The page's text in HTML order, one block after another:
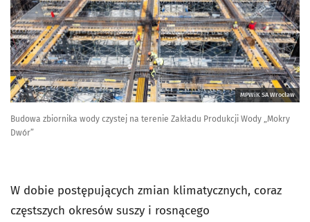
MPWiK SA Wrocław
Budowa zbiornika wody czystej na terenie Zakładu Produkcji Wody „Mokry
Dwór”
W dobie postępujących zmian klimatycznych, coraz
częstszych okresów suszy i rosnącego